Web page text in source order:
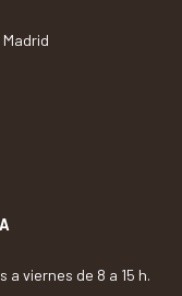
a viernes de 8 a 15 h.